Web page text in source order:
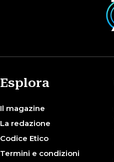
Esplora
Il magazine
La redazione
Codice Etico
Termini e condizioni